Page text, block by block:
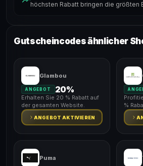
höchsten Rabatt bringen die größten
Gutscheincodes ähnlicher
Glambou
ANGEBOT 20%
Erhalten Sie 20 % Rabatt auf
der gesamten Website.
ANGEBOT AKTIVIEREN
%
Puma